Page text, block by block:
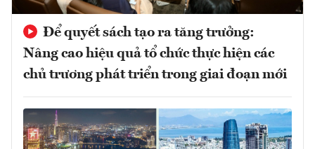
Để quyết sách tạo ra tăng trưởng:
Nâng cao hiệu quả tổ chức thực hiện các
chủ trương phát triển trong giai đoạn mới